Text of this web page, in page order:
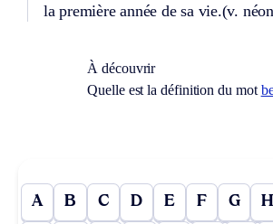
la première année de sa vie.(v.
À découvrir
Quelle est la définition du mot
A B C D E F G H